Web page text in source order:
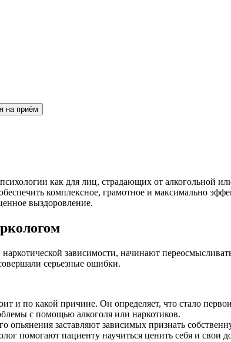
на приём
как для лиц, страдающих от алкогольной
комплексное, грамотное и максимально
выздоровление.
зависимости, начинают
серьезные ошибки.
и по какой причине. Он определяет, что стало
с помощью алкоголя или наркотиков.
опьянения заставляют зависимых признать
помогают пациенту научиться ценить себя и свои